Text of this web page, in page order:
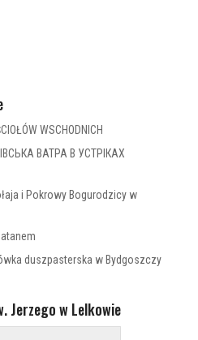
WSCHODNICH
ВАТРА В УСТРІКАХ
i Pokrowy Bogurodzicy w
duszpasterska w Bydgoszczy
Jerzego w Lelkowie